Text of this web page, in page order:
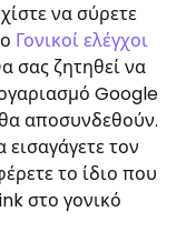
να σύρετε
Γονικοί ελέγχοι
σας ζητηθεί να
Google
αποσυνδεθούν.
εισαγάγετε τον
το ίδιο που
στο γονικό